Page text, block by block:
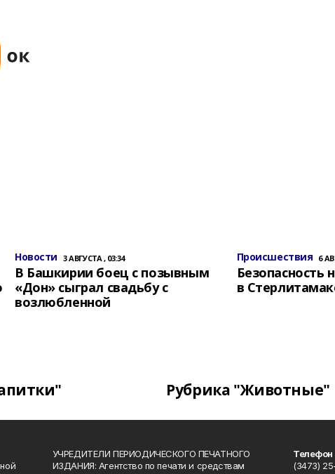
Новости 3 АВГУСТА , 03:34
В Башкирии боец с позывным
«Дон» сыграл свадьбу с
возлюбленной
Происшествия 6
Безопасность
в
Рубрика "Животные"
УЧРЕДИТЕЛИ ПЕРИОДИЧЕСКОГО ПЕЧАТНОГО
ИЗДАНИЯ: Агентство по печати и средствам
Телефон
(3473)